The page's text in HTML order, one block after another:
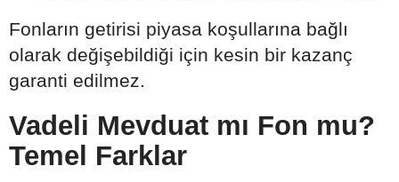
Fonların getirisi piyasa koşullarına bağlı
olarak değişebildiği için kesin bir kazanç
garanti edilmez.
Vadeli Mevduat mı Fon mu?
Temel Farklar